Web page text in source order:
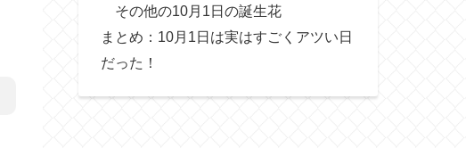
その他の10月1日の誕生花
まとめ：10月1日は実はすごくアツい日
だった！